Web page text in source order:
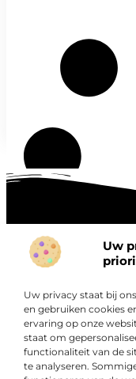
Uw
Uw privacy staat bij
en gebruiken cookies
ervaring op onze
staat om
functionaliteit van de
te analyseren.
Over
Bedrijf
“Ontdek een
je zowel inspireren
Bij Exclusiefbedrijf.nl
kwalitatieve
Onze